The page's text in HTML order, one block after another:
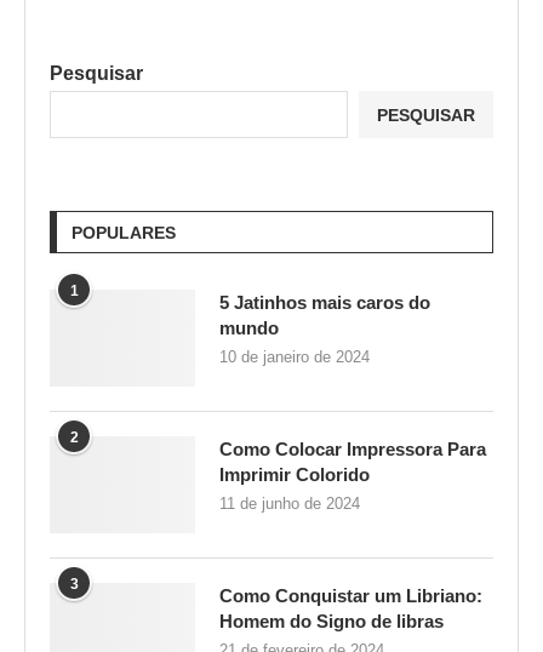
Pesquisar
PESQUISAR
POPULARES
1
5 Jatinhos mais caros do
mundo
10 de janeiro de 2024
2
Como Colocar Impressora Para
Imprimir Colorido
11 de junho de 2024
3
Como Conquistar um Libriano:
Homem do Signo de libras